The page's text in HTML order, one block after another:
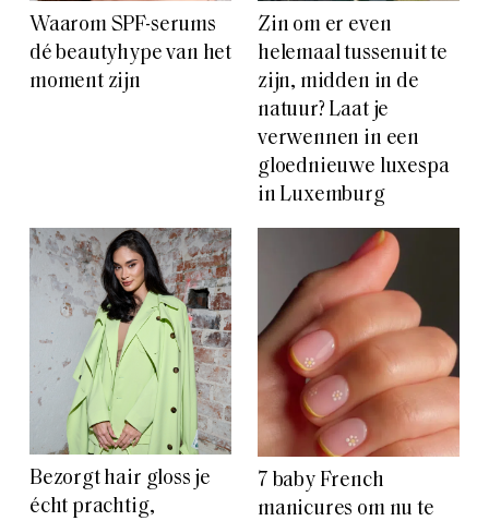
Waarom SPF-serums
dé beautyhype van het
moment zijn
Zin om er even
helemaal tussenuit te
zijn, midden in de
natuur? Laat je
verwennen in een
gloednieuwe luxespa
in Luxemburg
Bezorgt hair gloss je
écht prachtig,
7 baby French
manicures om nu te